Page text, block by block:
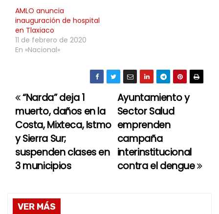
AMLO anuncia
inauguración de hospital
en Tlaxiaco
11 de febrero de 2020
En «Nacional»
N
a
v
e
a
Ayuntamiento y
Sector Salud
emprenden
campaña
interinstitucional
contra el dengue
“Narda” deja 1
muerto, daños en la
Costa, Mixteca, Istmo
y Sierra Sur;
suspenden clases en
3 municipios
VER MÁS